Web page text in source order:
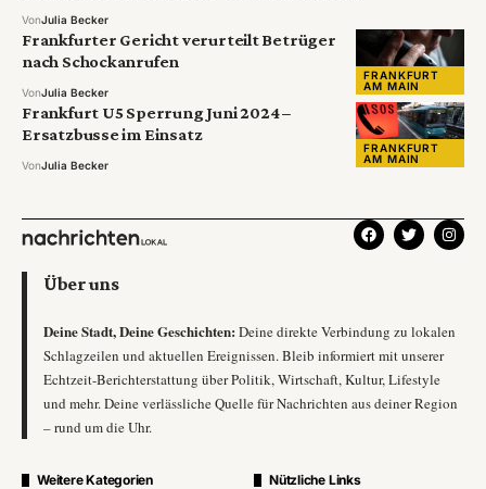
VonJulia Becker
FRANKFURT
AM MAIN
Frankfurter Gericht verurteilt Betrüger
nach Schockanrufen
VonJulia Becker
FRANKFURT
AM MAIN
Frankfurt U5 Sperrung Juni 2024 –
Ersatzbusse im Einsatz
VonJulia Becker
Über uns
Deine Stadt, Deine Geschichten: Deine direkte Verbindung zu lokalen
Schlagzeilen und aktuellen Ereignissen. Bleib informiert mit unserer
Echtzeit-Berichterstattung über Politik, Wirtschaft, Kultur, Lifestyle
und mehr. Deine verlässliche Quelle für Nachrichten aus deiner Region
– rund um die Uhr.
Weitere Kategorien Nützliche Links